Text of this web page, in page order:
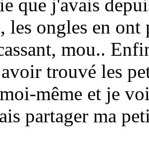
que j'avais
les ongles en
mou..
avoir trouvé les
même et je
partager ma